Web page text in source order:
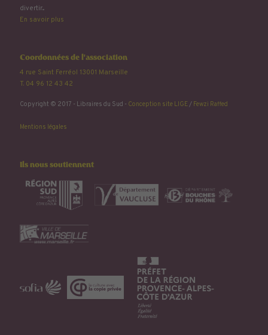
divertir...
En savoir plus
Coordonnées de l'association
4 rue Saint Ferréol 13001 Marseille
T. 04 96 12 43 42
Copyright © 2017 - Libraires du Sud - Conception site LIGE/ Fewzi Raffed
Mentions légales
Ils nous soutiennent